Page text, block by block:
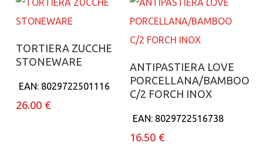
Aggiungi al carrello
TORTIERA ZUCCHE
STONEWARE
EAN: 8029722501116
26.00 €
Aggiungi al carrello
ANTIPASTIERA LOVE
PORCELLANA/BAMBOO
C/2 FORCH INOX
EAN: 8029722516738
16.50 €